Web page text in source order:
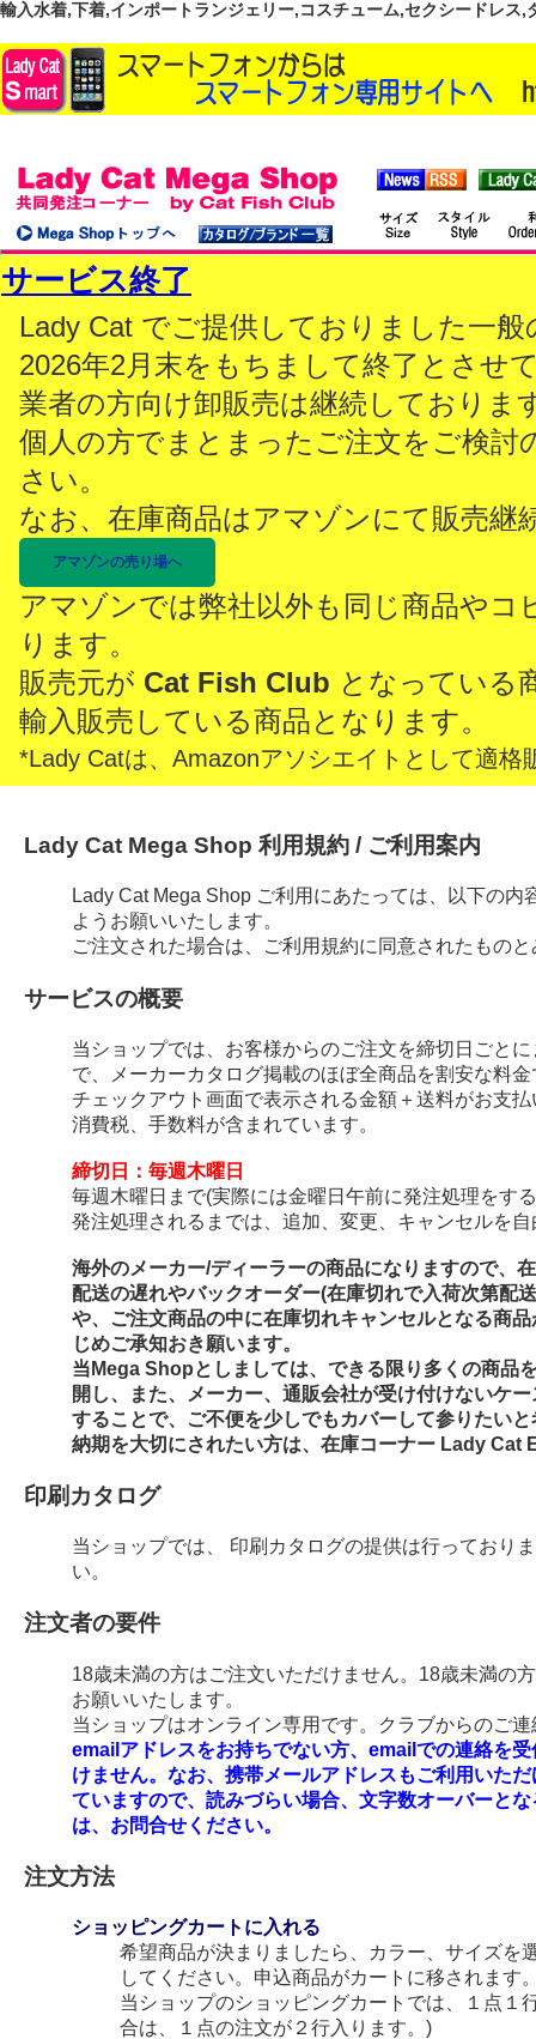
輸入水着,下着,インポートランジェリー,コスチューム,セクシードレス
サービス終了
Lady Cat でご提供しておりました一
2026年2月末をもちまして終了とさせ
業者の方向け卸販売は継続しておりま
個人の方でまとまったご注文をご検討
さい。
なお、在庫商品はアマゾンにて販売継
アマゾンの売り場へ
アマゾンでは弊社以外も同じ商品やコ
ります。
販売元が Cat Fish Club となっている
輸入販売している商品となります。
*Lady Catは、Amazonアソシエイトとして適格
Lady Cat Mega Shop 利用規約 / ご利用案内
Lady Cat Mega Shop ご利用にあたっては、以下の
ようお願いいたします。
ご注文された場合は、ご利用規約に同意されたもの
サービスの概要
当ショップでは、お客様からのご注文を締切日ごと
で、メーカーカタログ掲載のほぼ全商品を割安な料
チェックアウト画面で表示される金額＋送料がお支
消費税、手数料が含まれています。
締切日：毎週木曜日
毎週木曜日まで(実際には金曜日午前に発注処理をす
発注処理されるまでは、追加、変更、キャンセルを
海外のメーカー/ディーラーの商品になりますので、
配送の遅れやバックオーダー(在庫切れで入荷次第配
や、ご注文商品の中に在庫切れキャンセルとなる商
じめご承知おき願います。
当Mega Shopとしましては、できる限り多くの商品
開し、また、メーカー、通販会社が受け付けないケ
することで、ご不便を少しでもカバーして参りたい
納期を大切にされたい方は、在庫コーナー Lady Cat
印刷カタログ
当ショップでは、 印刷カタログの提供は行っており
い。
注文者の要件
18歳未満の方はご注文いただけません。18歳未満の
お願いいたします。
当ショップはオンライン専用です。クラブからのご
emailアドレスをお持ちでない方、emailでの連絡を
けません。なお、携帯メールアドレスもご利用いた
ていますので、読みづらい場合、文字数オーバーと
は、お問合せください。
注文方法
ショッピングカートに入れる
希望商品が決まりましたら、カラー、サイズを
してください。申込商品がカートに移されます
当ショップのショッピングカートでは、１点１
合は、１点の注文が２行入ります。)